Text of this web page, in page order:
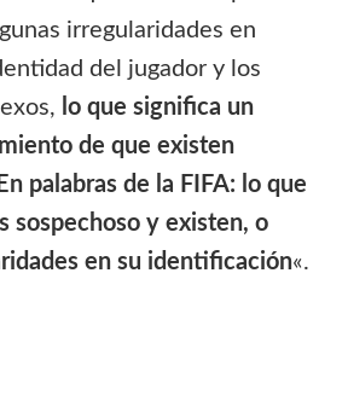
irregularidades en
del jugador y los
lo que significa un
de que existen
palabras de la FIFA: lo que
sospechoso y existen, o
en su identificación«.